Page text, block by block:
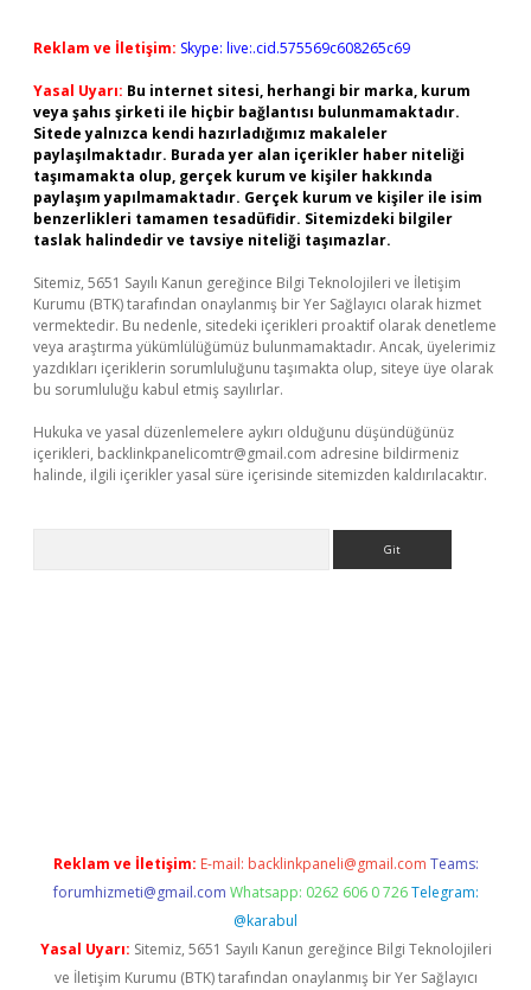
Reklam ve İletişim: Skype: live:.cid.575569c608265c69
Yasal Uyarı: Bu internet sitesi, herhangi bir marka, kurum
veya şahıs şirketi ile hiçbir bağlantısı bulunmamaktadır.
Sitede yalnızca kendi hazırladığımız makaleler
paylaşılmaktadır. Burada yer alan içerikler haber niteliği
taşımamakta olup, gerçek kurum ve kişiler hakkında
paylaşım yapılmamaktadır. Gerçek kurum ve kişiler ile isim
benzerlikleri tamamen tesadüfidir. Sitemizdeki bilgiler
taslak halindedir ve tavsiye niteliği taşımazlar.
Sitemiz, 5651 Sayılı Kanun gereğince Bilgi Teknolojileri ve İletişim
Kurumu (BTK) tarafından onaylanmış bir Yer Sağlayıcı olarak hizmet
vermektedir. Bu nedenle, sitedeki içerikleri proaktif olarak denetleme
veya araştırma yükümlülüğümüz bulunmamaktadır. Ancak, üyelerimiz
yazdıkları içeriklerin sorumluluğunu taşımakta olup, siteye üye olarak
bu sorumluluğu kabul etmiş sayılırlar.
Hukuka ve yasal düzenlemelere aykırı olduğunu düşündüğünüz
içerikleri, backlinkpanelicomtr@gmail.com adresine bildirmeniz
halinde, ilgili içerikler yasal süre içerisinde sitemizden kaldırılacaktır.
Reklam ve İletişim: E-mail: backlinkpaneli@gmail.com Teams:
forumhizmeti@gmail.com Whatsapp: 0262 606 0 726 Telegram:
@karabul
Yasal Uyarı: Sitemiz, 5651 Sayılı Kanun gereğince Bilgi Teknolojileri
ve İletişim Kurumu (BTK) tarafından onaylanmış bir Yer Sağlayıcı